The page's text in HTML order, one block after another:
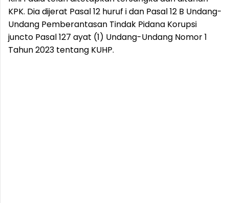
KPK. Dia dijerat Pasal 12 huruf i dan Pasal 12 B Undang-
Undang Pemberantasan Tindak Pidana Korupsi
juncto Pasal 127 ayat (1) Undang-Undang Nomor 1
Tahun 2023 tentang KUHP.